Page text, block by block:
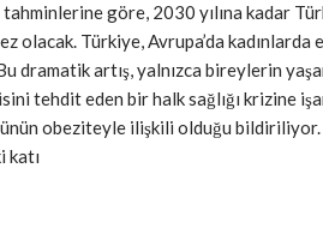
göre, 2030 yılına kadar Türk
olacak. Türkiye, Avrupa’da kadınlarda
dramatik artış, yalnızca bireylerin
tehdit eden bir halk sağlığı krizine
obeziteyle ilişkili olduğu bildiriliyor.
katı